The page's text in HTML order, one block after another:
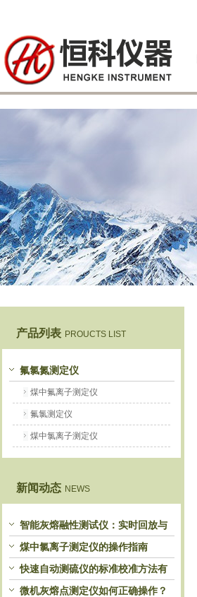
产品列表 PROUCTS LIST
氟氯氮测定仪
煤中氟离子测定仪
氟氯测定仪
煤中氯离子测定仪
新闻动态 NEWS
智能灰熔融性测试仪：实时回放与
历史分析，解锁灰熔特性精准洞察
煤中氯离子测定仪的操作指南
快速自动测硫仪的标准校准方法有
哪些？
微机灰熔点测定仪如何正确操作？